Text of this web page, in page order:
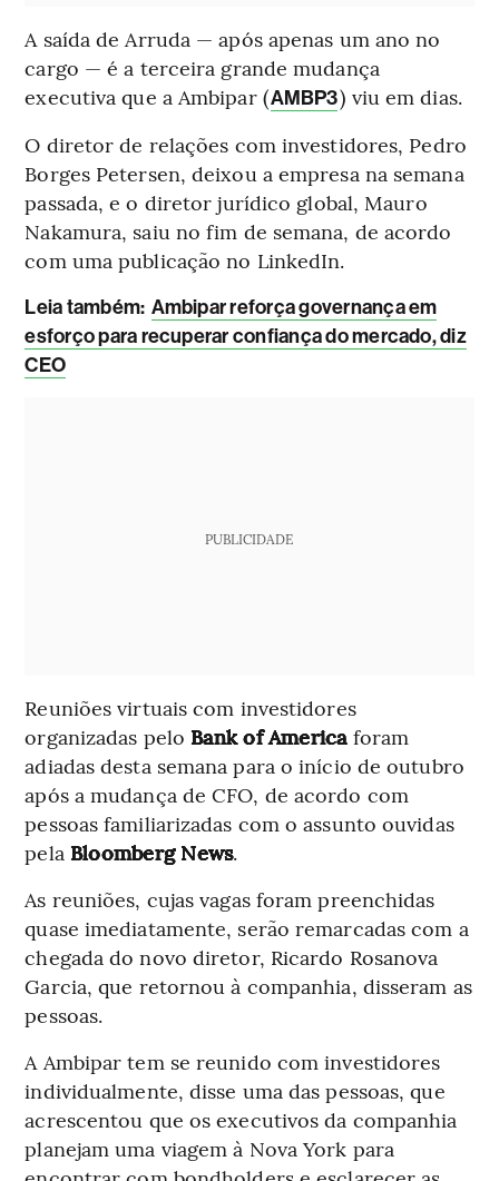
A saída de Arruda — após apenas um ano no
cargo — é a terceira grande mudança
executiva que a Ambipar (AMBP3) viu em dias.
O diretor de relações com investidores, Pedro
Borges Petersen, deixou a empresa na semana
passada, e o diretor jurídico global, Mauro
Nakamura, saiu no fim de semana, de acordo
com uma publicação no LinkedIn.
Leia também: Ambipar reforça governança em
esforço para recuperar confiança do mercado, diz
CEO
PUBLICIDADE
Reuniões virtuais com investidores
organizadas pelo Bank of Americaforam
adiadas desta semana para o início de outubro
após a mudança de CFO, de acordo com
pessoas familiarizadas com o assunto ouvidas
pela Bloomberg News.
As reuniões, cujas vagas foram preenchidas
quase imediatamente, serão remarcadas com a
chegada do novo diretor, Ricardo Rosanova
Garcia, que retornou à companhia, disseram as
pessoas.
A Ambipar tem se reunido com investidores
individualmente, disse uma das pessoas, que
acrescentou que os executivos da companhia
planejam uma viagem à Nova York para